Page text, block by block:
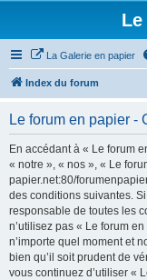
La Galerie en papier
Index du forum
Le forum en papier -
En accédant à « Le forum
« notre », « nos », « Le
papier.net:80/
des conditions suivantes.
responsable de toutes les
n’utilisez pas « Le forum
n’importe quel moment et
bien qu’il soit prudent de
vous continuez d’utiliser «